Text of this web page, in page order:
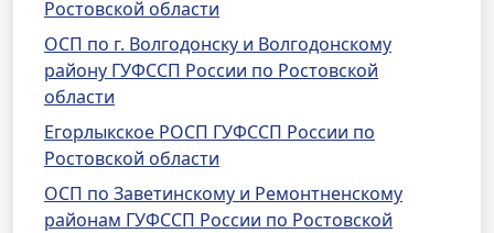
Ростовской области
ОСП по г. Волгодонску и Волгодонскому
району ГУФССП России по Ростовской
области
Егорлыкское РОСП ГУФССП России по
Ростовской области
ОСП по Заветинскому и Ремонтненскому
районам ГУФССП России по Ростовской